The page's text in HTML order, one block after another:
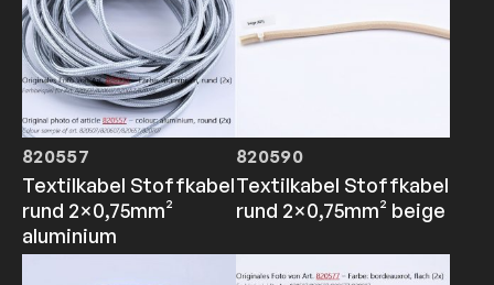
820557
Textilkabel Stoffkabel
rund 2×0,75mm²
aluminium
820590
Textilkabel Stoffkabel
rund 2×0,75mm² beige